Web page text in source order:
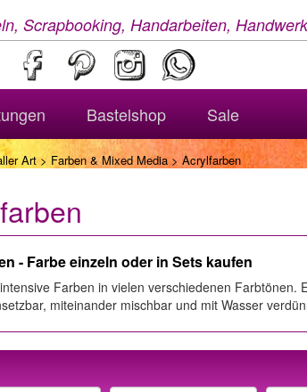
Scrapbooking, Handarbeiten,
Bastelshop Sale
Art> Farben & Mixed Media> Acrylfarben
- Farbe einzeln oder in Sets kaufen
Farben in vielen verschiedenen
miteinander mischbar und mit Wasser